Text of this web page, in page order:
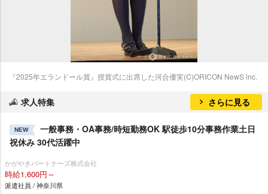
『2025年エランドール賞』授賞式に出席した河合優実(C)ORICON NewS inc.
求人特集 さらに見る
NEW
一般事務・OA事務/時短勤務OK 駅徒歩10分事務作業土日
祝休み 30代活躍中
かがやきパートナーズ株式会社
時給1,600円～
派遣社員 / 神奈川県